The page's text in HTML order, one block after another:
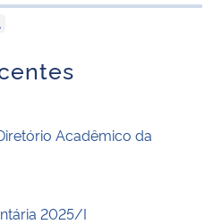
Direitos Humanos
Acadêmico da
2025/I